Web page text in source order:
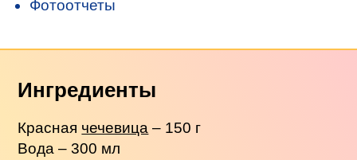
Фотоотчеты
Ингредиенты
Красная чечевица – 150 г
Вода – 300 мл